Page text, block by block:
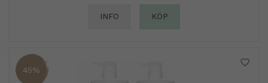
INFO KÖP
45%